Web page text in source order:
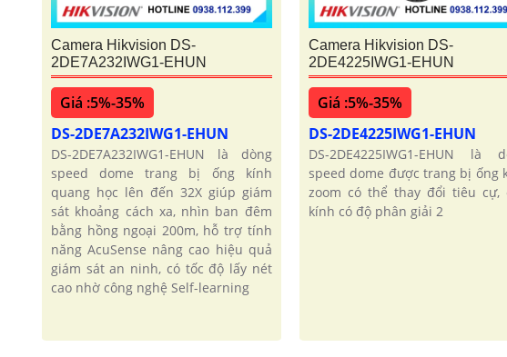
Camera Hikvision DS-
2DE7A232IWG1-EHUN
Giá :5%-35%
DS-2DE7A232IWG1-EHUN
DS-2DE7A232IWG1-EHUN là dòng
speed dome trang bị ống kính
quang học lên đến 32X giúp giám
sát khoảng cách xa, nhìn ban đêm
bằng hồng ngoại 200m, hỗ trợ tính
năng AcuSense nâng cao hiệu quả
giám sát an ninh, có tốc độ lấy nét
cao nhờ công nghệ Self-learning
Camera Hikvision DS-
2DE4225IWG1-EHUN
Giá :5%-35%
DS-2DE4225IWG1-EHUN
DS-2DE4225IWG1-EHUN là
speed dome được trang bị ống
zoom có thể thay đổi tiêu cự,
kính có độ phân giải 2